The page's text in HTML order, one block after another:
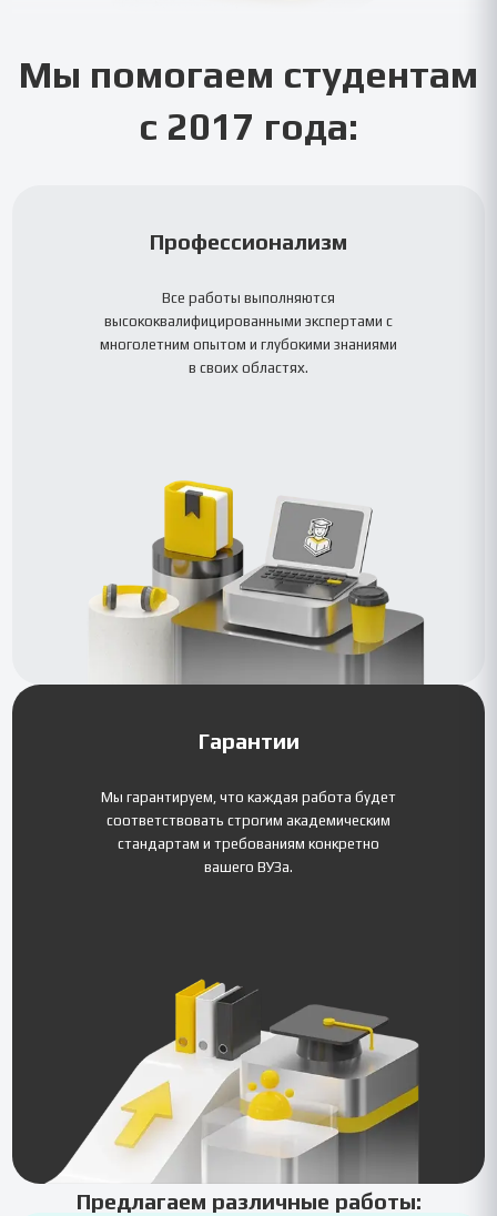
Мы помогаем студентам
с 2017 года:
Профессионализм
Все работы выполняются
высококвалифицированными экспертами с
многолетним опытом и глубокими знаниями
в своих областях.
Гарантии
Мы гарантируем, что каждая работа будет
соответствовать строгим академическим
стандартам и требованиям конкретно
вашего ВУЗа.
Предлагаем различные работы: